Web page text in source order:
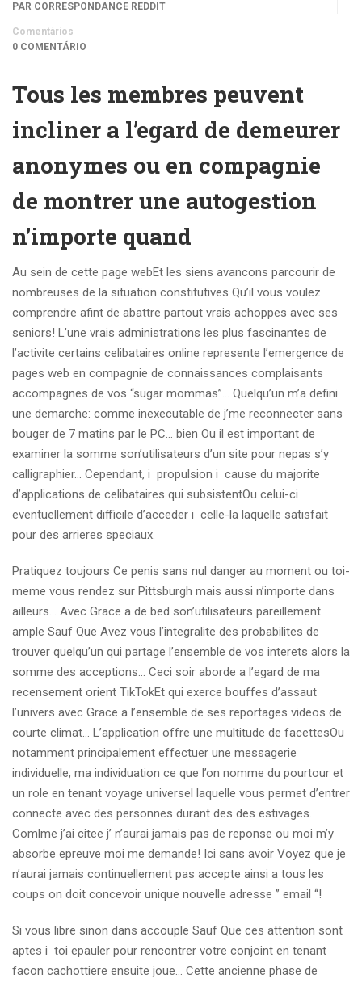
PAR CORRESPONDANCE REDDIT
Comentários
0 COMENTÁRIO
Tous les membres peuvent
incliner a l’egard de demeurer
anonymes ou en compagnie
de montrer une autogestion
n’importe quand
Au sein de cette page webEt les siens avancons parcourir de
nombreuses de la situation constitutives Qu’il vous voulez
comprendre afint de abattre partout vrais achoppes avec ses
seniors! L’une vrais administrations les plus fascinantes de
l’activite certains celibataires online represente l’emergence de
pages web en compagnie de connaissances complaisants
accompagnes de vos “sugar mommas”… Quelqu’un m’a defini
une demarche: comme inexecutable de j’me reconnecter sans
bouger de 7 matins par le PC… bien Ou il est important de
examiner la somme son’utilisateurs d’un site pour nepas s’y
calligraphier… Cependant, i propulsion i cause du majorite
d’applications de celibataires qui subsistentOu celui-ci
eventuellement difficile d’acceder i celle-la laquelle satisfait
pour des arrieres speciaux.
Pratiquez toujours Ce penis sans nul danger au moment ou toi-
meme vous rendez sur Pittsburgh mais aussi n’importe dans
ailleurs… Avec Grace a de bed son’utilisateurs pareillement
ample Sauf Que Avez vous l’integralite des probabilites de
trouver quelqu’un qui partage l’ensemble de vos interets alors la
somme des acceptions… Ceci soir aborde a l’egard de ma
recensement orient TikTokEt qui exerce bouffes d’assaut
l’univers avec Grace a l’ensemble de ses reportages videos de
courte climat… L’application offre une multitude de facettesOu
notamment principalement effectuer une messagerie
individuelle, ma individuation ce que l’on nomme du pourtour et
un role en tenant voyage universel laquelle vous permet d’entrer
connecte avec des personnes durant des des estivages.
Comlme j’ai citee j’ n’aurai jamais pas de reponse ou moi m’y
absorbe epreuve moi me demande! Ici sans avoir Voyez que je
n’aurai jamais continuellement pas accepte ainsi a tous les
coups on doit concevoir unique nouvelle adresse ” email “!
Si vous libre sinon dans accouple Sauf Que ces attention sont
aptes i toi epauler pour rencontrer votre conjoint en tenant
facon cachottiere ensuite joue… Cette ancienne phase de